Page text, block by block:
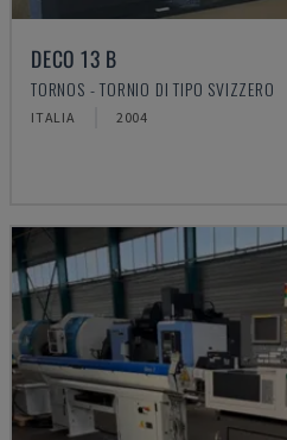
DECO 13 B
TORNOS - TORNIO DI TIPO SVIZZERO
ITALIA 2004